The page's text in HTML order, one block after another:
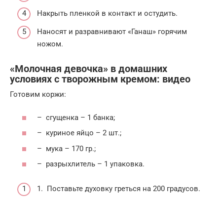
Накрыть пленкой в контакт и остудить.
Наносят и разравнивают «Ганаш» горячим
ножом.
«Молочная девочка» в домашних
условиях с творожным кремом: видео
Готовим коржи:
– сгущенка – 1 банка;
– куриное яйцо – 2 шт.;
– мука – 170 гр.;
– разрыхлитель – 1 упаковка.
1. Поставьте духовку греться на 200 градусов.